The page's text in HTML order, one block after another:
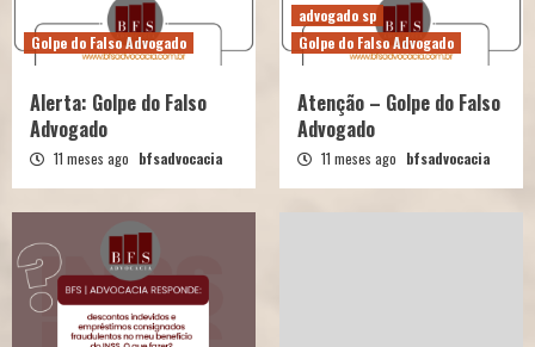
Golpe do Falso Advogado
Alerta: Golpe do Falso
Advogado
11 meses ago bfsadvocacia
advogado sp
Golpe do Falso Advogado
Atenção – Golpe do Falso
Advogado
11 meses ago bfsadvocacia